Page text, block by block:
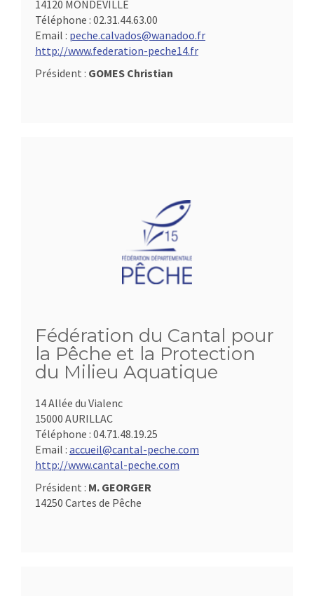
14120 MONDEVILLE
Téléphone : 02.31.44.63.00
Email : peche.calvados@wanadoo.fr
http://www.federation-peche14.fr
Président : GOMES Christian
Fédération du Cantal pour
la Pêche et la Protection
du Milieu Aquatique
14 Allée du Vialenc
15000 AURILLAC
Téléphone : 04.71.48.19.25
Email : accueil@cantal-peche.com
http://www.cantal-peche.com
Président : M. GEORGER
14250 Cartes de Pêche